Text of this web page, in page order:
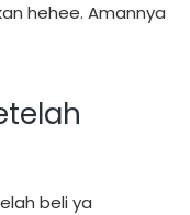
hehee. Amannya
beli ya